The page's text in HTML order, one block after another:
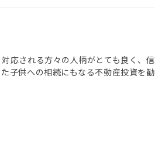
応される方々の人柄がとても良く、
子供への相続にもなる不動産投資を